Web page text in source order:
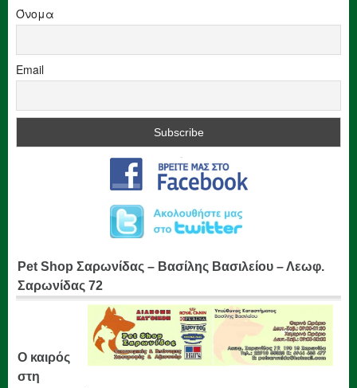
Όνομα
Email
Pet Shop Σαρωνίδας – Βασίλης Βασιλείου – Λεωφ.
Σαρωνίδας 72
Ο καιρός
στη